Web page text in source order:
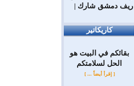
ريف دمشق شارك |
كاريكاتير
بقائكم في البيت هو
الحل لسلامتكم
[ إقرأ أيضاً ... ]